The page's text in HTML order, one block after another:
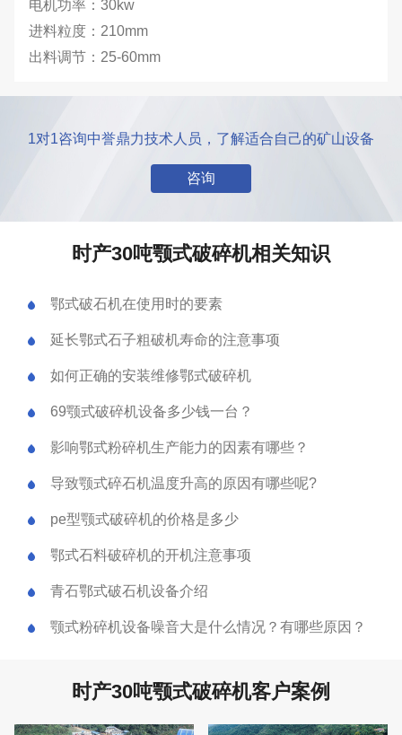
电机功率：30kw
进料粒度：210mm
出料调节：25-60mm
1对1咨询中誉鼎力技术人员，了解适合自己的矿山设备
咨询
时产30吨颚式破碎机相关知识
鄂式破石机在使用时的要素
延长鄂式石子粗破机寿命的注意事项
如何正确的安装维修鄂式破碎机
69颚式破碎机设备多少钱一台？
影响鄂式粉碎机生产能力的因素有哪些？
导致颚式碎石机温度升高的原因有哪些呢?
pe型颚式破碎机的价格是多少
鄂式石料破碎机的开机注意事项
青石鄂式破石机设备介绍
颚式粉碎机设备噪音大是什么情况？有哪些原因？
时产30吨颚式破碎机客户案例